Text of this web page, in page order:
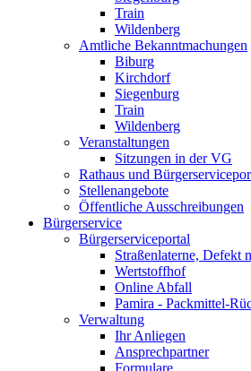
Train
Wildenberg
Amtliche Bekanntmachungen
Biburg
Kirchdorf
Siegenburg
Train
Wildenberg
Veranstaltungen
Sitzungen in der VG
Rathaus und
Stellenangebote
Öffentliche Ausschreibungen
Bürgerservice
Bürgerserviceportal
Straßenlaterne, Defekt
Wertstoffhof
Online Abfall
Pamira - Packmittel-
Verwaltung
Ihr Anliegen
Ansprechpartner
Formulare